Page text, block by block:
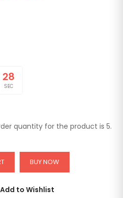
28
SEC
quantity for the product is 5.
BUY NOW
Add to Wishlist